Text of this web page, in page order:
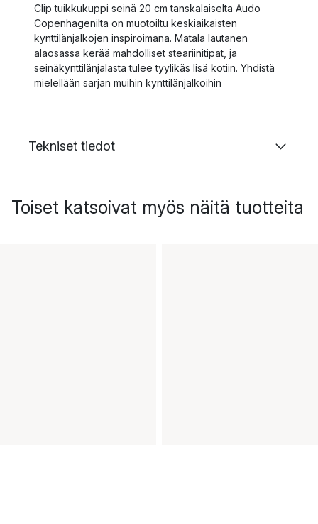
Clip tuikkukuppi seinä 20 cm tanskalaiselta Audo
Copenhagenilta on muotoiltu keskiaikaisten
kynttilänjalkojen inspiroimana. Matala lautanen
alaosassa kerää mahdolliset steariinitipat, ja
seinäkynttilänjalasta tulee tyylikäs lisä kotiin. Yhdistä
mielellään sarjan muihin kynttilänjalkoihin
Tekniset tiedot
Toiset katsoivat myös näitä tuotteita